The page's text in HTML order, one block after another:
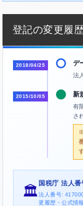
登記の変更履
2018/04/25 デ
法
2015/10/05 新
有
さ
🏛️
国税庁 法人
法人番号:
更履歴・公式情報